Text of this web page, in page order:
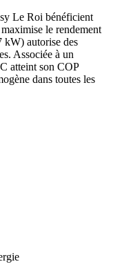
Le Roi bénéficient
le rendement
kW) autorise des
Associée à un
atteint son COP
dans toutes les